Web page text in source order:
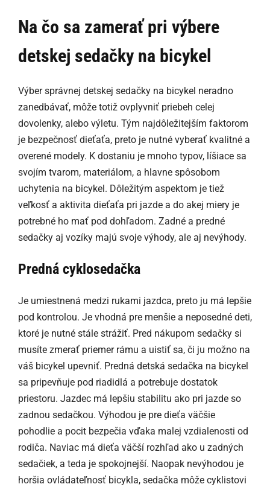
Na čo sa zamerať pri výbere
detskej sedačky na bicykel
Výber správnej detskej sedačky na bicykel neradno
zanedbávať, môže totiž ovplyvniť priebeh celej
dovolenky, alebo výletu. Tým najdôležitejším faktorom
je bezpečnosť dieťaťa, preto je nutné vyberať kvalitné a
overené modely. K dostaniu je mnoho typov, líšiace sa
svojím tvarom, materiálom, a hlavne spôsobom
uchytenia na bicykel. Dôležitým aspektom je tiež
veľkosť a aktivita dieťaťa pri jazde a do akej miery je
potrebné ho mať pod dohľadom. Zadné a predné
sedačky aj vozíky majú svoje výhody, ale aj nevýhody.
Predná cyklosedačka
Je umiestnená medzi rukami jazdca, preto ju má lepšie
pod kontrolou. Je vhodná pre menšie a neposedné deti,
ktoré je nutné stále strážiť. Pred nákupom sedačky si
musíte zmerať priemer rámu a uistiť sa, či ju možno na
váš bicykel upevniť. Predná detská sedačka na bicykel
sa pripevňuje pod riadidlá a potrebuje dostatok
priestoru. Jazdec má lepšiu stabilitu ako pri jazde so
zadnou sedačkou. Výhodou je pre dieťa väčšie
pohodlie a pocit bezpečia vďaka malej vzdialenosti od
rodiča. Naviac má dieťa väčší rozhľad ako u zadných
sedačiek, a teda je spokojnejší. Naopak nevýhodou je
horšia ovládateľnosť bicykla, sedačka môže cyklistovi